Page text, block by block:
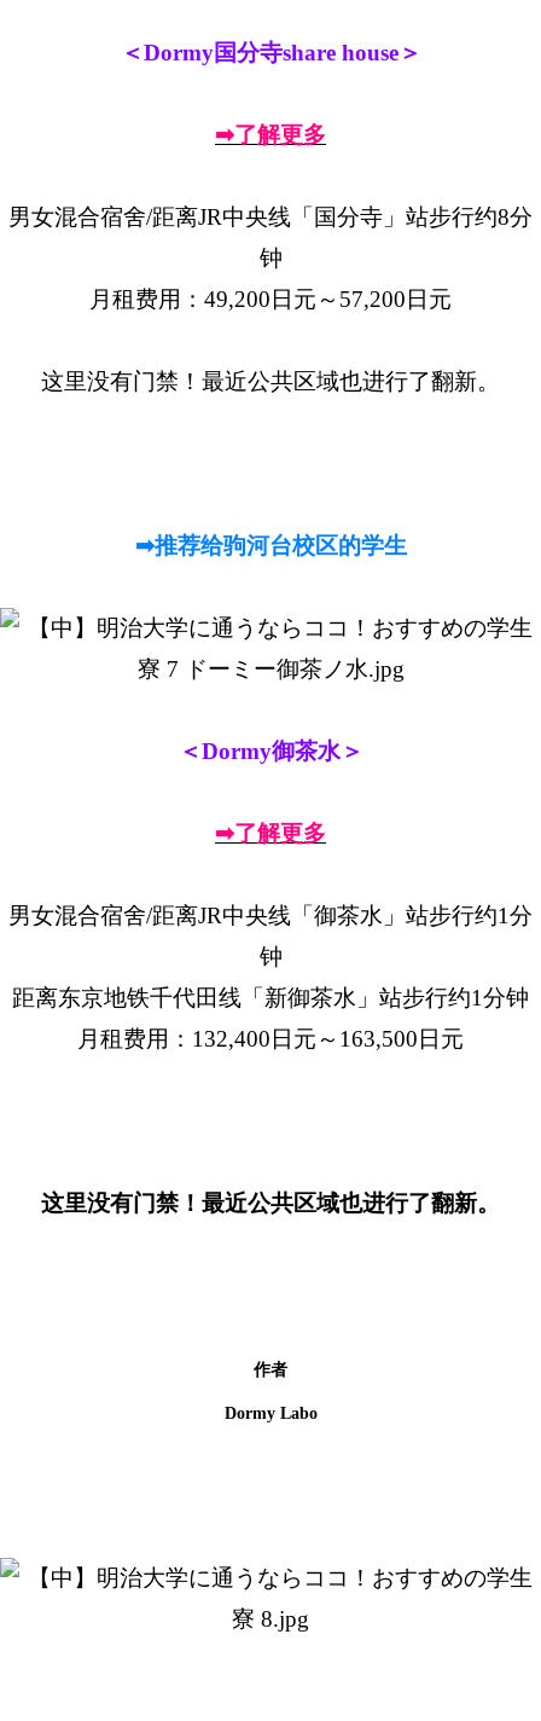
＜Dormy国分寺share house＞
➡了解更多
男女混合宿舍/距离JR中央线「国分寺」站步行约8分
钟
月租费用：49,200日元～57,200日元
这里没有门禁！最近公共区域也进行了翻新。
➡推荐给驹河台校区的学生
＜Dormy御茶水＞
➡了解更多
男女混合宿舍/距离JR中央线「御茶水」站步行约1分
钟
距离东京地铁千代田线「新御茶水」站步行约1分钟
月租费用：132,400日元～163,500日元
这里没有门禁！最近公共区域也进行了翻新。
作者
Dormy Labo